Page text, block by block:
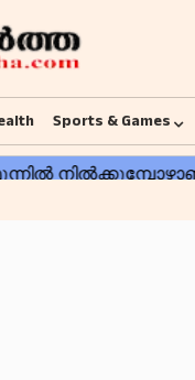
Sports & Games